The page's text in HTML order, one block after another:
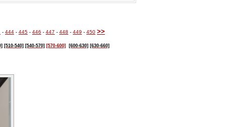
- 444 - 445 - 446 - 447 - 448 - 449 - 450 >>
[510-540] [540-570] [570-600] [600-630] [630-660]